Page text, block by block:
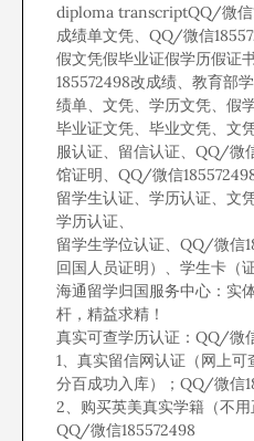
diploma transcriptQQ/微信
成绩单文凭、QQ/微信
假文凭假毕业证假学历假证
185572498改成绩、教育部
绩单、文凭、学历文凭、假
毕业证文凭、毕业文凭、文
服认证、留信认证、QQ/微
馆证明、QQ/微信
留学生认证、学历认证、文
学历认证、
留学生学位认证、QQ/微信
回国人员证明）、学生卡（
海通留学归国服务中心：实
杆，精益求精！
真实可查学历认证：QQ/微
1、真实留信网认证（网上
分百成功入库）；QQ/微信
2、购买英美真实学籍（不
QQ/微信185572498